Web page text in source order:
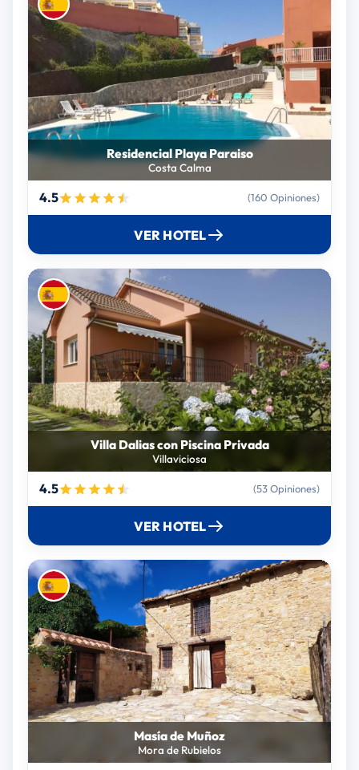
Residencial Playa Paraiso
Costa Calma
4.5 (160 Opiniones)
VER HOTEL
Villa Dalias con Piscina Privada
Villaviciosa
4.5 (53 Opiniones)
VER HOTEL
Masía de Muñoz
Mora de Rubielos